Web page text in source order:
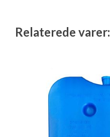
Relaterede varer: